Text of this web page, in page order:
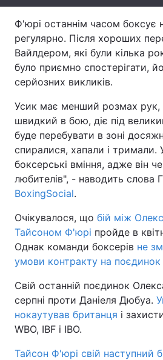
Тема оформлення
Ф'юрі останнім часом боксує
регулярно. Після хороших
Вайлдером, які були кілька
було приємно спостерігати,
серйозних викликів.
Усик має менший розмах рук,
швидкий в бою, діє під
буде перебувати в зоні
спиралися, хапали і тримали.
боксерські вміння, адже він
любителів", - наводить слова
BoxingSocial.
Очікувалося, що бій між
Тайсоном Ф'юрі пройде в
Однак команди боксерів не
умови контракту на поєдинок
Свій останній поєдинок
серпні проти Даніеля Дюбуа.
нокаутував британця і
WBO, IBF і IBO.
Тайсон Ф'юрі свій наступний